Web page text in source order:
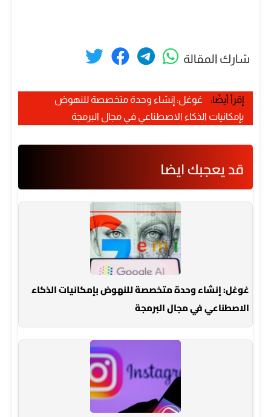
شارك المقالة
إقرأ أيضًا:
غوغل: إنشاء وحدة متخصصة للنهوض
بإمكانيات الذكاء الاصطناعي في مجال البرمجة
قد يعجبك ايضا
غوغل: إنشاء وحدة متخصصة للنهوض بإمكانيات الذكاء
الاصطناعي في مجال البرمجة